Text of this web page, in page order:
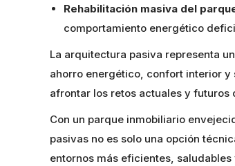
Rehabilitación masiva del
comportamiento energético
La arquitectura pasiva representa
ahorro energético, confort interior
afrontar los retos actuales y futuros
Con un parque inmobiliario
pasivas no es solo una opción
entornos más eficientes, saludables